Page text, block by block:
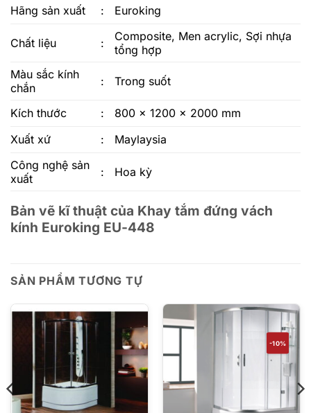
Hãng sản xuất
: Euroking
Chất liệu :
Composite, Men acrylic, Sợi nhựa
tổng hợp
Màu sắc kính
chắn
: Trong suốt
Kích thước :
800 x 1200 x 2000 mm
Xuất xứ
:
Maylaysia
Công nghệ sản
xuất
: Hoa kỳ
Bản vẽ kĩ thuật của Khay tắm đứng vách
kính Euroking EU-448
SẢN PHẨM TƯƠNG TỰ
-10%